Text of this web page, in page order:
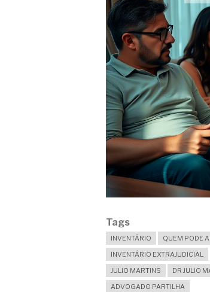
Tags
INVENTÁRIO QUEM PODE
INVENTÁRIO EXTRAJUDICIAL
JULIO MARTINS
DR JULIO
ADVOGADO PARTILHA